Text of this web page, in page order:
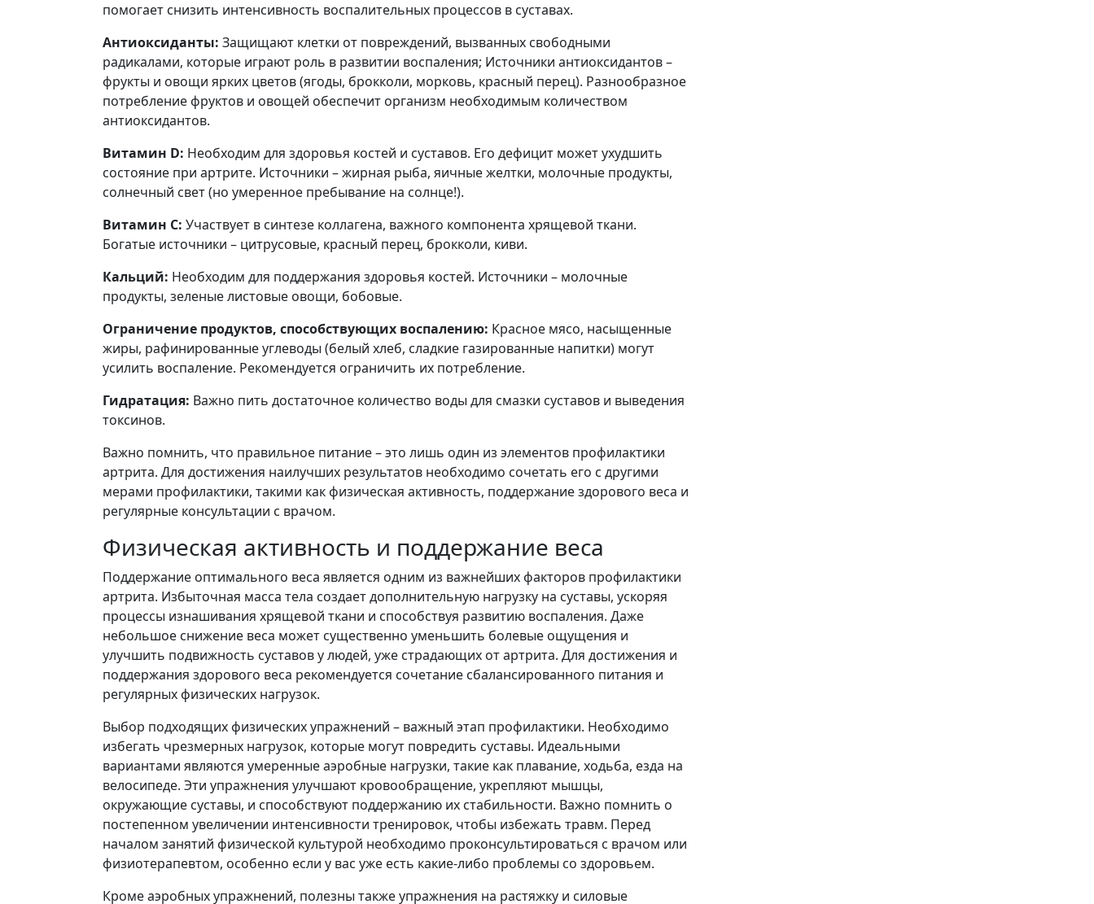
помогает снизить интенсивность воспалительных процессов в суставах.
Антиоксиданты: Защищают клетки от повреждений, вызванных свободными
радикалами, которые играют роль в развитии воспаления; Источники антиоксидантов –
фрукты и овощи ярких цветов (ягоды, брокколи, морковь, красный перец). Разнообразное
потребление фруктов и овощей обеспечит организм необходимым количеством
антиоксидантов.
Витамин D: Необходим для здоровья костей и суставов. Его дефицит может ухудшить
состояние при артрите. Источники – жирная рыба, яичные желтки, молочные продукты,
солнечный свет (но умеренное пребывание на солнце!).
Витамин С: Участвует в синтезе коллагена, важного компонента хрящевой ткани.
Богатые источники – цитрусовые, красный перец, брокколи, киви.
Кальций: Необходим для поддержания здоровья костей. Источники – молочные
продукты, зеленые листовые овощи, бобовые.
Ограничение продуктов, способствующих воспалению: Красное мясо, насыщенные
жиры, рафинированные углеводы (белый хлеб, сладкие газированные напитки) могут
усилить воспаление. Рекомендуется ограничить их потребление.
Гидратация: Важно пить достаточное количество воды для смазки суставов и выведения
токсинов.
Важно помнить, что правильное питание – это лишь один из элементов профилактики
артрита. Для достижения наилучших результатов необходимо сочетать его с другими
мерами профилактики, такими как физическая активность, поддержание здорового веса и
регулярные консультации с врачом.
Физическая активность и поддержание веса
Поддержание оптимального веса является одним из важнейших факторов профилактики
артрита. Избыточная масса тела создает дополнительную нагрузку на суставы, ускоряя
процессы изнашивания хрящевой ткани и способствуя развитию воспаления. Даже
небольшое снижение веса может существенно уменьшить болевые ощущения и
улучшить подвижность суставов у людей, уже страдающих от артрита. Для достижения и
поддержания здорового веса рекомендуется сочетание сбалансированного питания и
регулярных физических нагрузок.
Выбор подходящих физических упражнений – важный этап профилактики. Необходимо
избегать чрезмерных нагрузок, которые могут повредить суставы. Идеальными
вариантами являются умеренные аэробные нагрузки, такие как плавание, ходьба, езда на
велосипеде. Эти упражнения улучшают кровообращение, укрепляют мышцы,
окружающие суставы, и способствуют поддержанию их стабильности. Важно помнить о
постепенном увеличении интенсивности тренировок, чтобы избежать травм. Перед
началом занятий физической культурой необходимо проконсультироваться с врачом или
физиотерапевтом, особенно если у вас уже есть какие-либо проблемы со здоровьем.
Кроме аэробных упражнений, полезны также упражнения на растяжку и силовые